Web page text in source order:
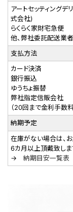
アートセッティング
式会社)
らくらく家財宅急便
他、弊社委託配送業者
支払方法
カード決済
銀行振込
ゆうちょ振替
弊社指定信販会社
（20回まで金利手数
納期予定
在庫がない場合は、お
6カ月以上頂戴致しま
→納期目安一覧表